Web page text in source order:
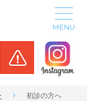
初診の方へ